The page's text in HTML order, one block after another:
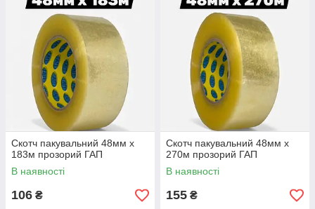
Скотч пакувальний 48мм x
183м прозорий ГАП
В наявності
106 ₴
Скотч пакувальний 48мм x
270м прозорий ГАП
В наявності
155 ₴